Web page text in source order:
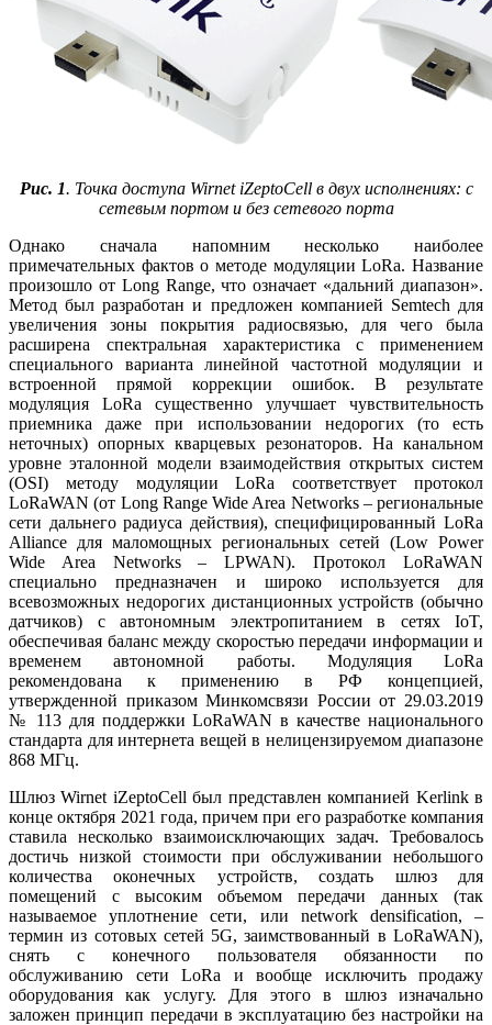
Рис. 1. Точка доступа Wirnet iZeptoCell в двух исполнениях: с
сетевым портом и без сетевого порта
Однако сначала напомним несколько наиболее
примечательных фактов о методе модуляции LoRa. Название
произошло от Long Range, что означает «дальний диапазон».
Метод был разработан и предложен компанией Semtech для
увеличения зо­ны покрытия радиосвязью, для че­го бы­ла
расширена спектральная характеристика с применением
специального варианта линейной частотной модуляции и
встроенной прямой коррекции ошибок. В результате
модуляция LoRa существенно улучшает чувствительность
приемника да­же при использовании недорогих (то есть
неточных) опорных кварцевых резонаторов. На канальном
уровне эталонной модели взаимодействия открытых систем
(OSI) методу модуляции LoRa соответствует протокол
LoRaWAN (от Long Range Wide Area Networks – региональные
се­ти дальнего радиуса действия), специфицированный LoRa
Alliance для маломощных региональных сетей (Low Power
Wide Area Networks – LPWAN). Протокол LoRaWAN
специально предназначен и широко используется для
всевозможных недорогих дистанционных устройств (обычно
датчиков) с автономным электропитанием в сетях IoT,
обеспечивая баланс между скоростью передачи информации и
временем автономной работы. Модуляция LoRa
рекомендована к применению в РФ концепцией,
утвержденной приказом Минкомсвязи России от 29.03.2019
№ 113 для поддержки LoRaWAN в качестве национального
стандарта для интернета вещей в нелицензируемом диапазоне
868 МГц.
Шлюз Wirnet iZeptoCell был представлен компанией Kerlink в
конце октября 2021 года, причем при его разработке компания
ставила несколько взаимоисключающих задач. Требовалось
достичь низкой стоимости при обслуживании небольшого
количества оконечных устройств, создать шлюз для
помещений с высоким объемом передачи данных (так
называемое уплотнение се­ти, или network densification, –
термин из сотовых сетей 5G, заимствованный в LoRaWAN),
снять с конечного пользователя обязанности по
обслуживанию се­ти LoRa и вообще исключить продажу
оборудования как услугу. Для этого в шлюз изначально
заложен принцип передачи в эксплуатацию без настройки на